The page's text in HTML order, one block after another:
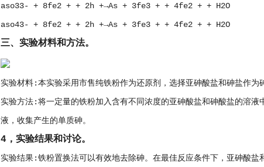
aso33- + 8fe2 + + 2h +→As + 3fe3 + + 4fe2 + + H2O
aso43- + 8fe2 + + 2h +→As + 3fe3 + + 4fe2 + + H2O
三、实验材料和方法。
实验材料:本实验采用市售纯铁粉作为还原剂，选择亚砷酸盐和砷盐作为
实验方法:将一定量的铁粉加入含有不同浓度的亚砷酸盐和砷酸盐的溶
液，收集产生的单质砷。
4，实验结果和讨论。
实验结果:铁粉置换法可以有效地去除砷。在最佳反应条件下，亚砷酸盐